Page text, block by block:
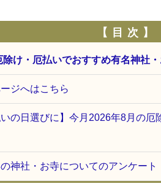
【 目 次 】
除け・厄払いでおすすめ有名神社
ジへはこちら
いの日選びに】今月2026年8月の
神社・お寺についてのアンケート